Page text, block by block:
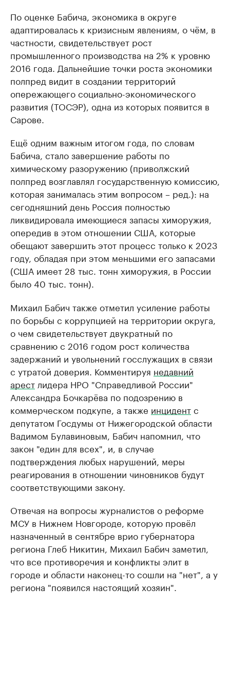
По оценке Бабича, экономика в округе
адаптировалась к кризисным явлениям, о чём, в
частности, свидетельствует рост
промышленного производства на 2% к уровню
2016 года. Дальнейшие точки роста экономики
полпред видит в создании территорий
опережающего социально-экономического
развития (ТОСЭР), одна из которых появится в
Сарове.
Ещё одним важным итогом года, по словам
Бабича, стало завершение работы по
химическому разоружению (приволжский
полпред возглавлял государственную комиссию,
которая занималась этим вопросом – ред.): на
сегодняшний день Россия полностью
ликвидировала имеющиеся запасы химоружия,
опередив в этом отношении США, которые
обещают завершить этот процесс только к 2023
году, обладая при этом меньшими его запасами
(США имеет 28 тыс. тонн химоружия, в России
было 40 тыс. тонн).
Михаил Бабич также отметил усиление работы
по борьбы с коррупцией на территории округа,
о чем свидетельствует двукратный по
сравнению с 2016 годом рост количества
задержаний и увольнений госслужащих в связи
с утратой доверия. Комментируя недавний
арест лидера НРО "Справедливой России"
Александра Бочкарёва по подозрению в
коммерческом подкупе, а также инцидентс
депутатом Госдумы от Нижегородской области
Вадимом Булавиновым, Бабич напомнил, что
закон "един для всех", и, в случае
подтверждения любых нарушений, меры
реагирования в отношении чиновников будут
соответствующими закону.
Отвечая на вопросы журналистов о реформе
МСУ в Нижнем Новгороде, которую провёл
назначенный в сентябре врио губернатора
региона Глеб Никитин, Михаил Бабич заметил,
что все противоречия и конфликты элит в
городе и области наконец-то сошли на "нет", а у
региона "появился настоящий хозяин".